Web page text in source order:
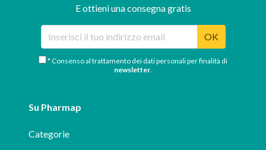
E ottieni una consegna gratis
OK
* Consenso al trattamento dei dati personali per finalità di
newsletter
Su Pharmap
Categorie